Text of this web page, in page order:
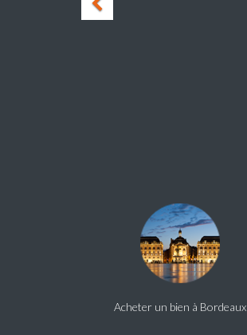
Acheter un bien à Bordeaux